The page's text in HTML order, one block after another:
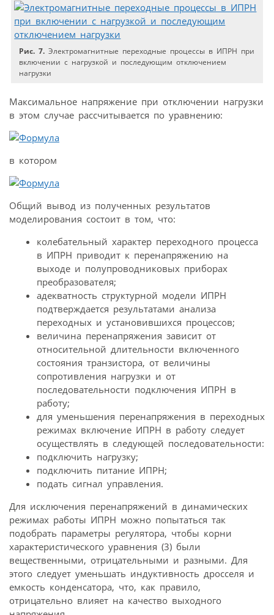
Рис. 7. Электромагнитные переходные процессы в ИПРН при
включении с нагрузкой и последующим отключением
нагрузки
Максимальное напряжение при отключении нагрузки
в этом случае рассчитывается по уравнению:
в котором
Общий вывод из полученных результатов
моделирования состоит в том, что:
колебательный характер переходного процесса
в ИПРН приводит к перенапряжению на
выходе и полупроводниковых приборах
преобразователя;
адекватность структурной модели ИПРН
подтверждается результатами анализа
переходных и установившихся процессов;
величина перенапряжения зависит от
относительной длительности включенного
состояния транзистора, от величины
сопротивления нагрузки и от
последовательности подключения ИПРН в
работу;
для уменьшения перенапряжения в переходных
режимах включение ИПРН в работу следует
осуществлять в следующей последовательности:
подключить нагрузку;
подключить питание ИПРН;
подать сигнал управления.
Для исключения перенапряжений в динамических
режимах работы ИПРН можно попытаться так
подобрать параметры регулятора, чтобы корни
характеристического уравнения (3) были
вещественными, отрицательными и разными. Для
этого следует уменьшать индуктивность дросселя и
емкость конденсатора, что, как правило,
отрицательно влияет на качество выходного